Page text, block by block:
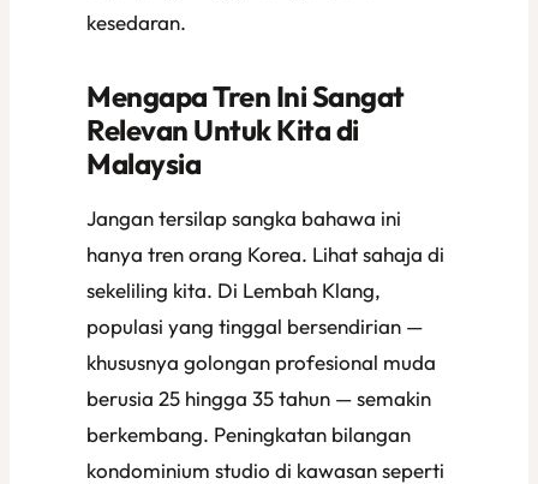
kesedaran.
Mengapa Tren Ini Sangat
Relevan Untuk Kita di
Malaysia
Jangan tersilap sangka bahawa ini
hanya tren orang Korea. Lihat sahaja di
sekeliling kita. Di Lembah Klang,
populasi yang tinggal bersendirian —
khususnya golongan profesional muda
berusia 25 hingga 35 tahun — semakin
berkembang. Peningkatan bilangan
kondominium studio di kawasan seperti